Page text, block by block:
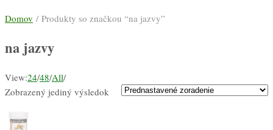
Domov / Produkty so značkou “na jazvy”
na jazvy
View:24/48/All/
Zobrazený jediný výsledok